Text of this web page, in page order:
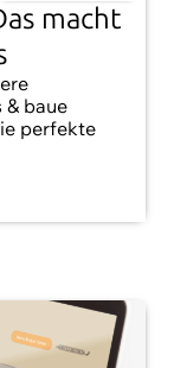
macht
& baue
perfekte